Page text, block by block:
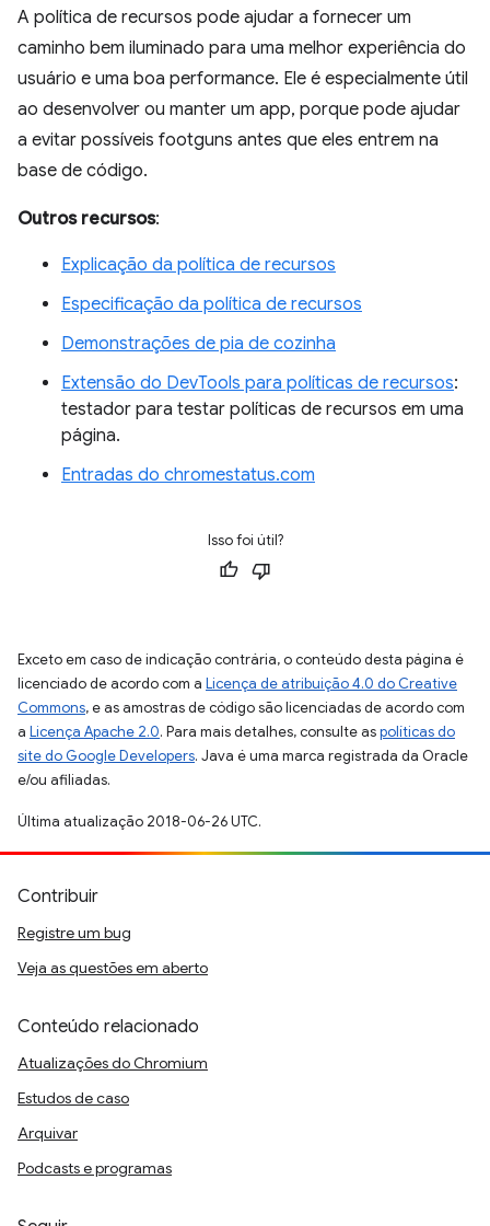
A política de recursos pode ajudar a fornecer um
caminho bem iluminado para uma melhor experiência do
usuário e uma boa performance. Ele é especialmente útil
ao desenvolver ou manter um app, porque pode ajudar
a evitar possíveis footguns antes que eles entrem na
base de código.
Outros recursos:
Explicação da política de recursos
Especificação da política de recursos
Demonstrações de pia de cozinha
Extensão do DevTools para políticas de recursos:
testador para testar políticas de recursos em uma
página.
Entradas do chromestatus.com
Isso foi útil?
Exceto em caso de indicação contrária, o conteúdo desta página é
licenciado de acordo com a Licença de atribuição 4.0 do Creative
Commons, e as amostras de código são licenciadas de acordo com
a Licença Apache 2.0. Para mais detalhes, consulte aspolíticas do
site do Google Developers. Java é uma marca registrada da Oracle
e/ou afiliadas.
Última atualização 2018-06-26 UTC.
Contribuir
Registre um bug
Veja as questões em aberto
Conteúdo relacionado
Atualizações do Chromium
Estudos de caso
Arquivar
Podcasts e programas